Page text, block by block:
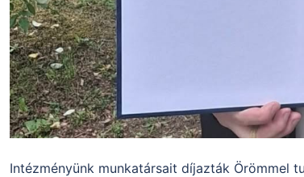
Intézményünk munkatársait díjazták Örömmel